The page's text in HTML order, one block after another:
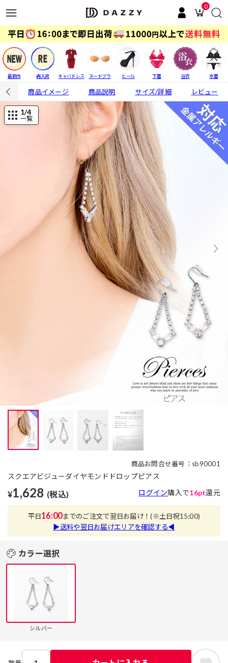
0
最新作 再入荷 キャバドレス ヌードブラ ヒール 下着 浴衣 水着
商品イメージ 商品説明 サイズ/詳細 レビュー
1/4
一覧
商品お問合せ番号：sb90001
スクエアビジューダイヤモンドドロップピアス
¥1,628 (税込) ログイン購入で16pt還元
平日16:00までのご注文で翌日お届け！(※土日祝15:00)
▶送料や翌日お届けエリアを確認する◀
カラー選択
シルバー